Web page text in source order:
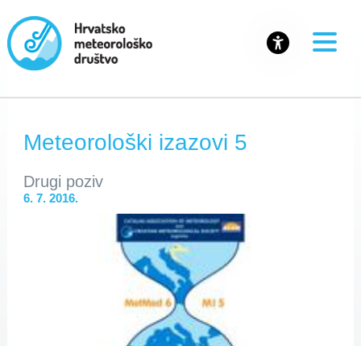
Meteorološki izazovi 5
Drugi poziv
6. 7. 2016.